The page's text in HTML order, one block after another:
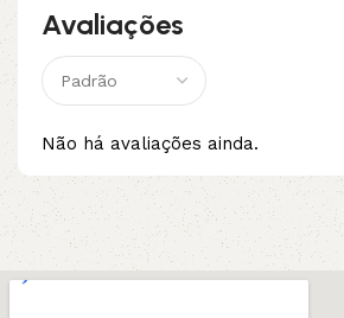
Avaliações
Não há avaliações ainda.